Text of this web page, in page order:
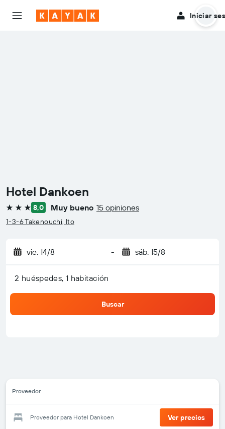
Iniciar
Hotel Dankoen
3 estrellas
8,0 Muy bueno 15 opiniones
1-3-6 Takenouchi, Ito
vie. 14/8 - sáb. 15/8
2 huéspedes, 1 habitación
Buscar
Proveedor
Proveedor para Hotel Dankoen Ver precios